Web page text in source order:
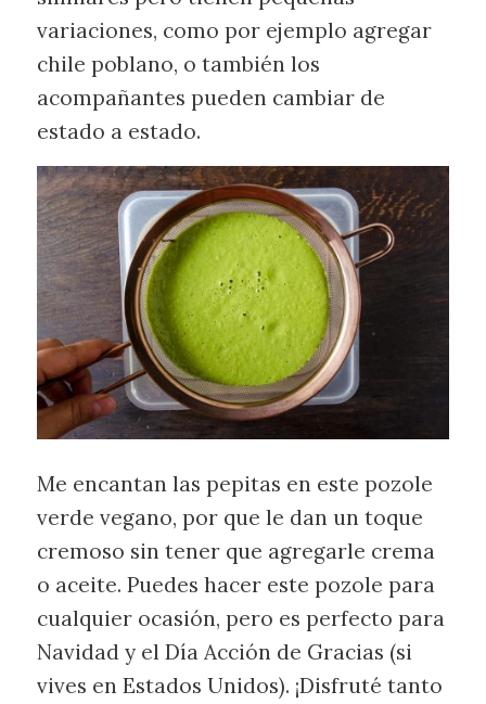
variaciones, como por ejemplo agregar
chile poblano, o también los
acompañantes pueden cambiar de
estado a estado.
Me encantan las pepitas en este pozole
verde vegano, por que le dan un toque
cremoso sin tener que agregarle crema
o aceite. Puedes hacer este pozole para
cualquier ocasión, pero es perfecto para
Navidad y el Día Acción de Gracias (si
vives en Estados Unidos). ¡Disfruté tanto